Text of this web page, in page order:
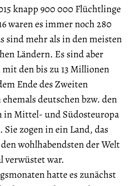
knapp 900 000 Flüchtlinge
waren es immer noch 280
sind mehr als in den meisten
Ländern. Es sind aber
den bis zu 13 Millionen
Ende des Zweiten
deutschen bzw. den
in Mittel- und Südosteuropa
zogen in ein Land, das
wohlhabendsten der Welt
verwüstet war.
hatte es zunächst